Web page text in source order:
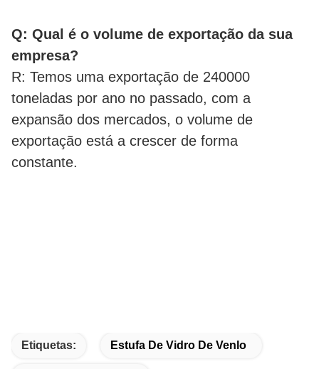
Q: Qual é o volume de exportação da sua
empresa?
R: Temos uma exportação de 240000
toneladas por ano no passado, com a
expansão dos mercados, o volume de
exportação está a crescer de forma
constante.
Etiquetas: Estufa De Vidro De Venlo